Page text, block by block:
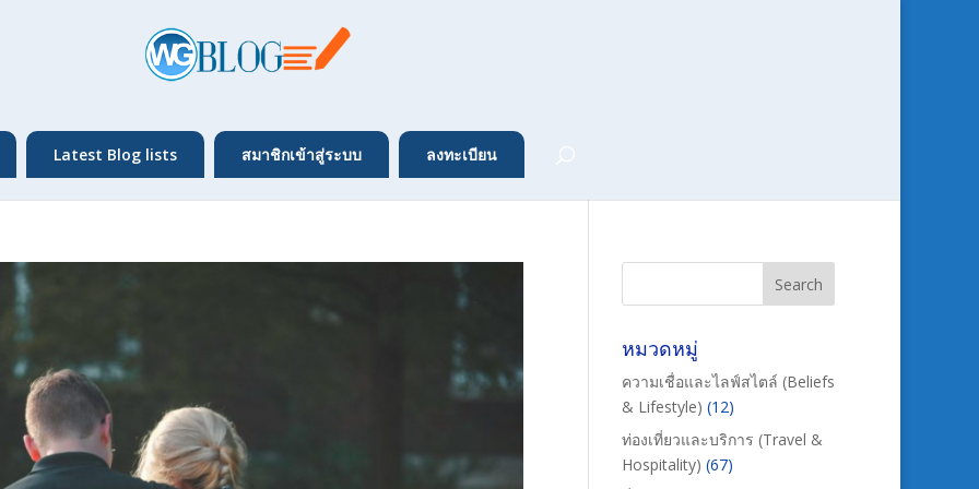
Latest Blog lists สมาชิกเข้าสู่ระบบ ลงทะเบียน
หมวดหมู่
ความเชื่อและไลฟ์สไตล์ (Beliefs
& Lifestyle) (12)
ท่องเที่ยวและบริการ (Travel &
Hospitality) (67)